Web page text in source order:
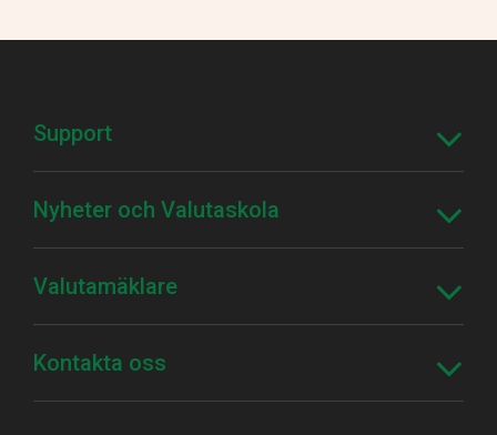
Support
Nyheter och Valutaskola
Valutamäklare
Kontakta oss